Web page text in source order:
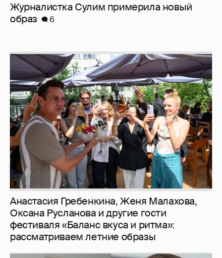
Журналистка Сулим примерила новый
образ
6
Анастасия Гребенкина, Женя Малахова,
Оксана Русланова и другие гости
фестиваля «Баланс вкуса и ритма»:
рассматриваем летние образы